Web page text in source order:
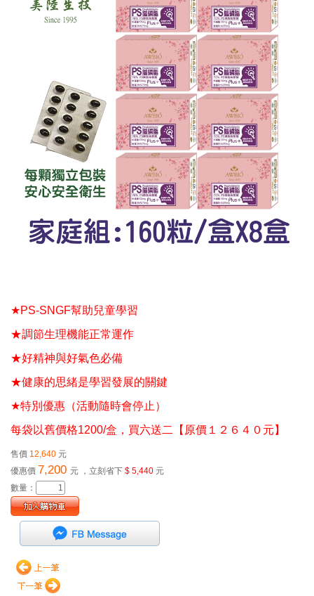
★PS-SNGF幫助兒童學習
★調節生理機能正常運作
★好精神與好氣色必備
★健康的思緒是學習發展的關鍵
★特別優惠（活動隨時會停止）
每袋以舊價格1200/盒，買六送二【原價１２６４０元】
售價 12,640 元
優惠價 7,200 元 ，立刻省下 $ 5,440 元
數量：